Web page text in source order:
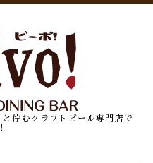
佇むクラフトビール専門店で